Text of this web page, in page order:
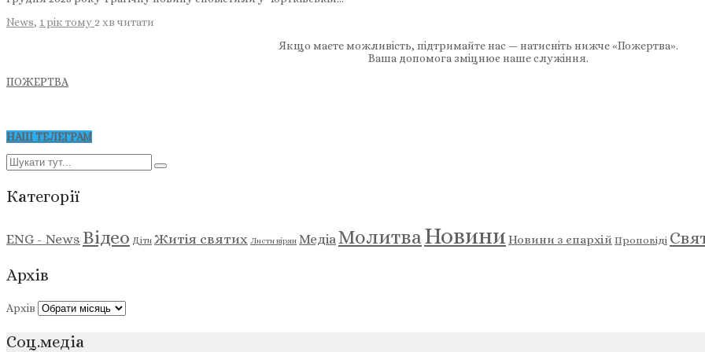
News, 1 рік тому 2 хв читати
Якщо маєте можливість, підтримайте нас — натисніть нижче «Пожертва».
Ваша допомога зміцнює наше служіння.
ПОЖЕРТВА
НАШ ТЕЛЕГРАМ
Категорії
ENG - News Відео Діти Житія святих Листи вірян МедіаМолитваНовини Новини з єпархій Проповіді
Архів
Архів
Соц.медіа